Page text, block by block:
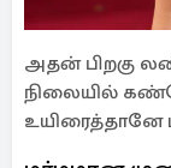
அதன் பிறகு
நிலையில்
உயிரைத்தானே